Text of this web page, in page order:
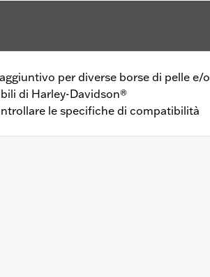
per diverse borse di pelle e/o
di Harley-Davidson®
le specifiche di compatibilità